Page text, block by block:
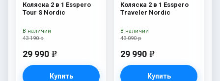
Коляска 2 в 1 Esspero
Tour S Nordic
43 190 р
29 990 e
Купить
В наличии
Коляска 2 в 1 Esspero
Traveler Nordic
43 090 р
29 990 e
Купить
В наличии